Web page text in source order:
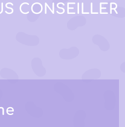
CONSEILLER